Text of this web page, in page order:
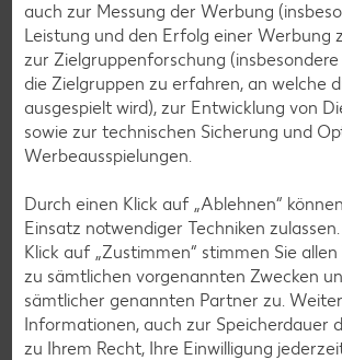
Pfannkuchen-Rezepte
Plätzchen-Rezepte
Smoothie-Rezepte
Bowle-Rezepte
Cocktail-Rezepte
Avocado-Rezepte
Erdbeer-Rezepte
Blaubeer-Rezepte
Bananen-Rezepte
auch zur Messung der Werbung
Leistung und den Erfolg einer Werbung
zur Zielgruppenforschung
die Zielgruppen zu erfahren, an welche
ausgespielt wird), zur Entwicklung von
sowie zur technischen Sicherung und
Werbeausspielungen.
Durch einen Klick auf „Ablehnen“
Einsatz notwendiger Techniken
Klick auf „Zustimmen“ stimmen Sie
zu sämtlichen vorgenannten Zwecken
sämtlicher genannten Partner zu.
Informationen, auch zur Speicherdauer
zu Ihrem Recht, Ihre Einwilligung